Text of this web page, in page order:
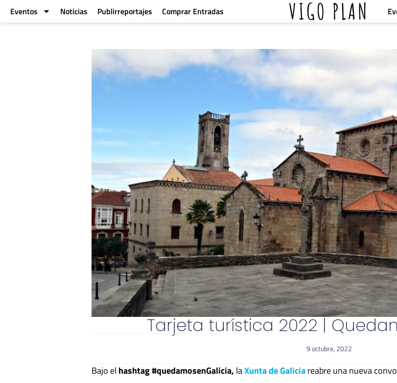
Eventos Noticias Publirreportajes Comprar Entradas VIGO PLAN
Tarjeta turística 2022 |
9 octubre, 2022
Bajo el hashtag #quedamosenGalicia, laXunta de Galiciareabre una nueva